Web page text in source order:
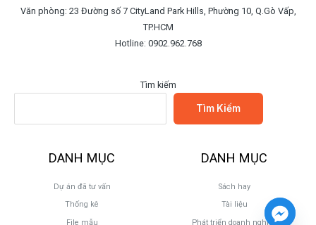
Văn phòng: 23 Đường số 7 CityLand Park Hills, Phường 10, Q.Gò Vấp,
TP.HCM
Hotline: 0902.962.768
Tìm kiếm
Tìm Kiếm
DANH MỤC
Dự án đã tư vấn
Thống kê
File mẫu
DANH MỤC
Sách hay
Tài liệu
Phát triển doanh nghiệp